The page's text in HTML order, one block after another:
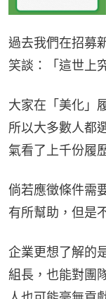
過去我們在招募
笑談：「這世上
大家在「美化」
所以大多數人都
氣看了上千份履
倘若應徵條件需
有所幫助，但是
企業更想了解的
組長，也能對團